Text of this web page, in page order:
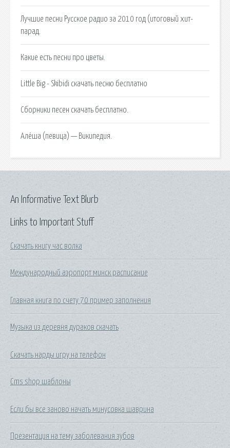
Лучшие песни Русское радио за 2010 год (итоговый хит-
парад.
Какие есть песни про цветы.
Little Big - Skibidi скачать песню бесплатно
Сборники песен скачать бесплатно.
Алёша (певица) — Википедия.
Links to Important Stuff
Скачать книгу час волка
Международный аэропорт минск расписание
Главная книга по счету 70 пример заполнения
Музыка из деревня дураков скачать
Скачать нарды игру на телефон
Cms shop шаблоны
Если бы все заново начать минусовка шаврина
Презентация на тему заболевания зубов
An Informative Text Blurb